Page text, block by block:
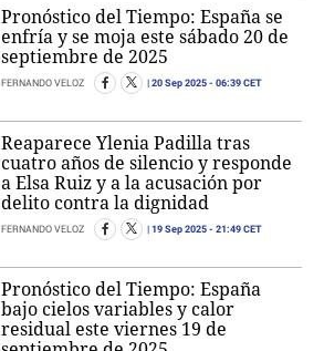
Pronóstico del Tiempo: España se
enfría y se moja este sábado 20 de
septiembre de 2025
FERNANDO VELOZ 20 Sep 2025 - 06:39 CET
Reaparece Ylenia Padilla tras
cuatro años de silencio y responde
a Elsa Ruiz y a la acusación por
delito contra la dignidad
FERNANDO VELOZ 19 Sep 2025 - 21:49 CET
Pronóstico del Tiempo: España
bajo cielos variables y calor
residual este viernes 19 de